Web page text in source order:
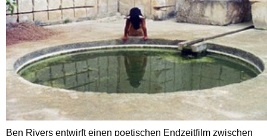
Ben Rivers entwirft einen poetischen Endzeitfilm zwischen